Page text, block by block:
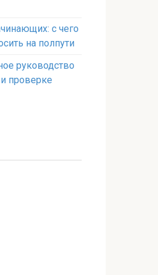
с чего
на полпути
руководство
проверке